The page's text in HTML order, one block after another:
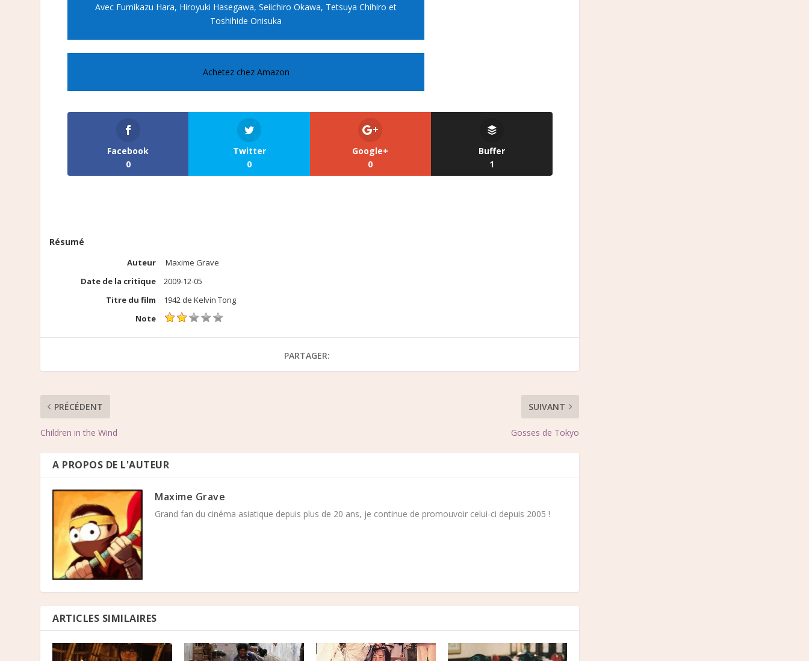
Avec Fumikazu Hara, Hiroyuki Hasegawa, Seiichiro Okawa, Tetsuya Chihiro et
Toshihide Onisuka
Achetez chez Amazon
Facebook
0
Twitter
0
Google+
0
Buffer
1
Résumé
Auteur
Maxime Grave
Date de la critique
2009-12-05
Titre du film
1942 de Kelvin Tong
Note
PARTAGER:
PRÉCÉDENT
Children in the Wind
SUIVANT
Gosses de Tokyo
A PROPOS DE L'AUTEUR
Maxime Grave
Grand fan du cinéma asiatique depuis plus de 20 ans, je continue de promouvoir celui-ci depuis 2005 !
ARTICLES SIMILAIRES